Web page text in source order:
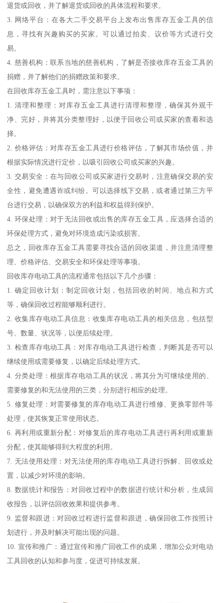
退货或回收，并了解退货或回收的具体流程和要求。
3. 网络平台：在各大二手交易平台上发布出售库存五金工具的信
息，寻找有兴趣购买的买家。可以通过拍卖、议价等方式进行交
易。
4. 慈善机构：联系当地的慈善机构，了解是否接收库存五金工具的
捐赠，并了解他们的捐赠政策和要求。
在回收库存五金工具时，需注意以下事项：
1. 清理和整理：对库存五金工具进行清理和整理，确保其外观干
净、完好，并将其分类整理好，以便于回收公司或买家的查看和选
择。
2. 价格评估：对库存五金工具进行价格评估，了解其市场价值，并
根据实际情况进行定价，以吸引回收公司或买家的兴趣。
3. 交易安全：在与回收公司或买家进行交易时，注意确保交易的安
全性，避免遭遇诈或纠纷。可以选择线下交易，或者通过第三方平
台进行交易，以确保双方的利益和权益得到保护。
4. 环保处理：对于无法回收或出售的库存五金工具，应选择合适的
环保处理方式，避免对环境造成污染或损害。
总之，回收库存五金工具需要寻找合适的回收渠道，并注意清理整
理、价格评估、交易安全和环保处理等事项。
回收库存电动工具的流程通常包括以下几个步骤：
1. 确定回收计划：制定回收计划，包括回收的时间、地点和方式
等，确保回收过程能够顺利进行。
2. 收集库存电动工具信息：收集库存电动工具的相关信息，包括型
号、数量、状况等，以便后续处理。
3. 检查库存电动工具：对库存电动工具进行检查，判断其是否可以
继续使用或需要修复，以确定后续处理方式。
4. 分类处理：根据库存电动工具的状况，将其分为可继续使用的、
需要修复的和无法使用的三类，分别进行相应的处理。
5. 修复处理：对需要修复的库存电动工具进行维修、更换零部件等
处理，使其恢复正常使用状态。
6. 再利用或重新分配：对修复后的库存电动工具进行再利用或重新
分配，使其能够得到大程度的利用。
7. 无法使用处理：对无法使用的库存电动工具进行拆解、回收或处
置，以减少对环境的影响。
8. 数据统计和报告：对回收过程中的数据进行统计和分析，生成回
收报告，以评估回收效果和提供参考。
9. 监督和跟进：对回收过程进行监督和跟进，确保回收工作按照计
划进行，并及时解决可能出现的问题。
10. 宣传和推广：通过宣传和推广回收工作的成果，增加公众对电动
工具回收的认知和参与度，促进可持续发展。